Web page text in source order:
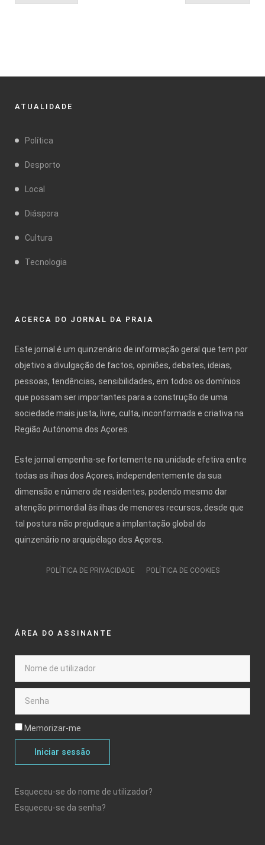
ATUALIDADE
Política
Desporto
Local
Diáspora
Cultura
Tecnologia
ACERCA DO JORNAL DA PRAIA
Este jornal é um quinzenário de informação geral que tem por
objetivo a divulgação de factos, opiniões, debates, ideias,
pessoas, tendências, sensibilidades, em todos os domínios
que possam ser importantes para a construção de uma
sociedade mais justa, livre, culta, inconformada e criativa na
Região Autónoma dos Açores.
Este jornal empenha-se fortemente na unidade efetiva entre
todas as ilhas dos Açores, independentemente da sua
dimensão e número de residentes, podendo mesmo dar
atenção primordial às ilhas de menores recursos, desde que
tal postura não prejudique a implantação global do
quinzenário no arquipélago dos Açores.
POLÍTICA DE PRIVACIDADE POLÍTICA DE COOKIES
ÁREA DO ASSINANTE
Memorizar-me
Iniciar sessão
Esqueceu-se do nome de utilizador?
Esqueceu-se da senha?